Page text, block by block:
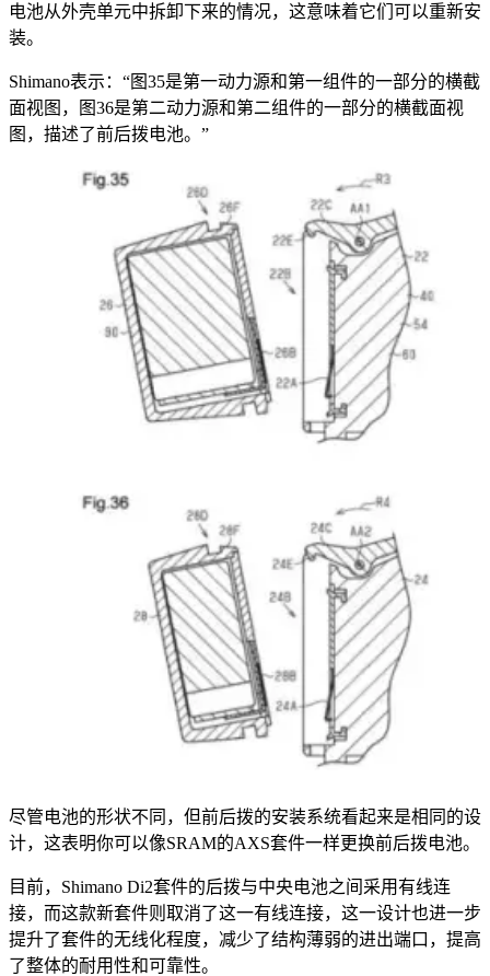
电池从外壳单元中拆卸下来的情况，这意味着它们可以重新安
装。
Shimano表示：“图35是第一动力源和第一组件的一部分的横截
面视图，图36是第二动力源和第二组件的一部分的横截面视
图，描述了前后拨电池。”
尽管电池的形状不同，但前后拨的安装系统看起来是相同的设
计，这表明你可以像SRAM的AXS套件一样更换前后拨电池。
目前， Shimano Di2套件的后拨与中央电池之间采用有线连
接，而这款新套件则取消了这一有线连接，这一设计也进一步
提升了套件的无线化程度，减少了结构薄弱的进出端口，提高
了整体的耐用性和可靠性。